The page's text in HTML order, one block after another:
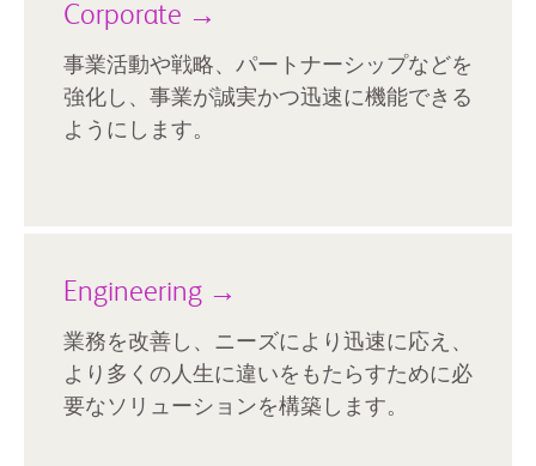
Corporate →
事業活動や戦略、パートナーシップなどを
強化し、事業が誠実かつ迅速に機能できる
ようにします。
Engineering →
業務を改善し、ニーズにより迅速に応え、
より多くの人生に違いをもたらすために必
要なソリューションを構築します。